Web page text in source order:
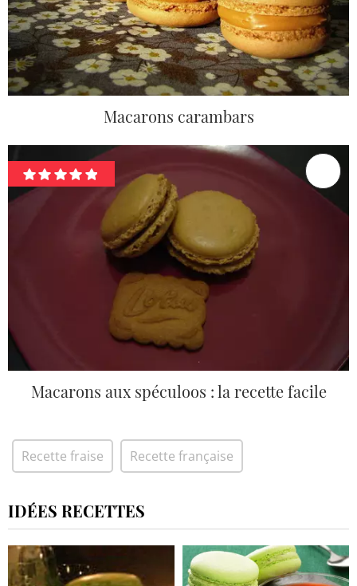
Macarons carambars
Macarons aux spéculoos : la recette facile
Recette fraise Recette française
IDÉES RECETTES